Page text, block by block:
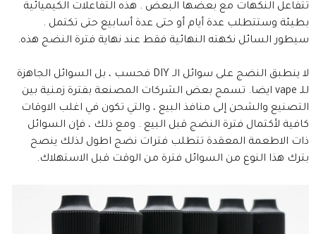
تتفاعل النكهات مع بعضها البعض . هذه التفاعلات الكيميائية
بطيئة وستتطلب عدة أيام أو حتى عدة أسابيع حتى تكتمل .
سيطور السائل نكهته النهائية فقط عند نهاية فترة النضج هذه.
لا ينطبق النضج على سوائل الـ DIY فحسب ، بل السوائل الجاهزة
للـ vape ايضا. تسمح بعض الشركات المصنعة بفترة زمنية بين
التصنيع والشحن إلى منافذ البيع ، والتي تكون في اغلب الاوقات
كافية لأكتمال فترة النضج قبل البيع . ومع ذلك ، فإن السوائل
ذات الاطعمة المعقدة تتطلب فترات نضج اطول لذلك ينصح
بترك هذا النوع من السوائل فترة من الوقت قبل الاستهلاك.